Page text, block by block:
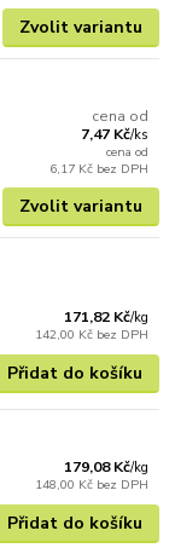
Zvolit variantu
cena od
7,47 Kč/ks
cena od
6,17 Kč bez DPH
Zvolit variantu
171,82 Kč/kg
142,00 Kč bez DPH
Přidat do košíku
179,08 Kč/kg
148,00 Kč bez DPH
Přidat do košíku